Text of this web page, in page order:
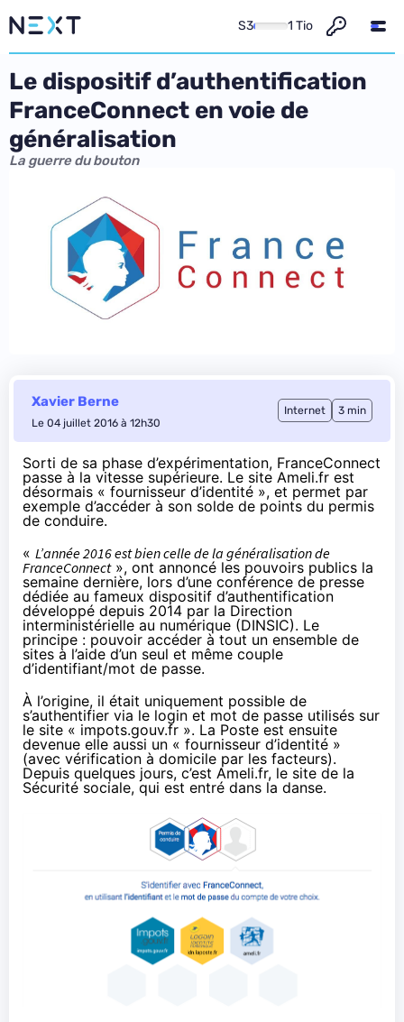
S3 1 Tio
Le dispositif d’authentification
FranceConnect en voie de
généralisation
La guerre du bouton
Xavier Berne
Le 04 juillet 2016 à 12h30
Internet 3 min
Sorti de sa phase d’expérimentation, FranceConnect
passe à la vitesse supérieure. Le site Ameli.fr est
désormais « fournisseur d’identité », et permet par
exemple d’accéder à son solde de points du permis
de conduire.
« L’année 2016 est bien celle de la généralisation de
FranceConnect», ont annoncé les pouvoirs publics la
semaine dernière, lors d’une conférence de presse
dédiée au fameux dispositif d’authentification
développé depuis 2014 par la Direction
interministérielle au numérique (DINSIC). Le
principe : pouvoir accéder à tout un ensemble de
sites à l’aide d’un seul et même couple
d’identifiant/mot de passe.
À l’origine, il était uniquement possible de
s’authentifier via le login et mot de passe utilisés sur
le site « impots.gouv.fr ». La Poste est ensuite
devenue elle aussi un « fournisseur d’identité »
(avec vérification à domicile par les facteurs).
Depuis quelques jours, c’est Ameli.fr, le site de la
Sécurité sociale, qui est entré dans la danse.